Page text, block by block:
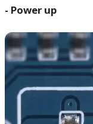
- Power up